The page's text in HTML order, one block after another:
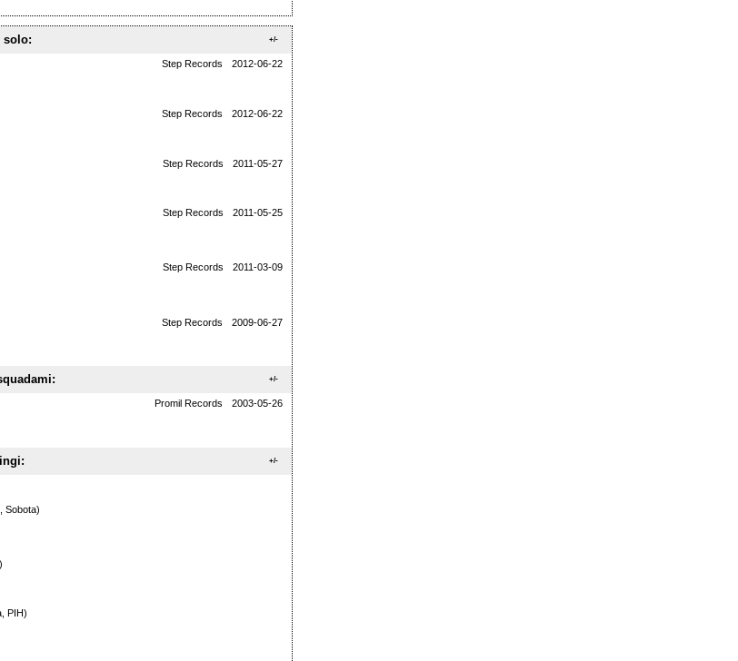
solo: +/-
2012-06-22
Step Records
2012-06-22
Step Records
2011-05-27
Step Records
2011-05-25
Step Records
2011-03-09
Step Records
2009-06-27
Step Records
+/-
2003-05-26
Promil Records
+/-
Sobota)
)
PIH)